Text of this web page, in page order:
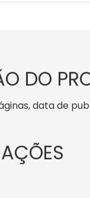
DO
data de